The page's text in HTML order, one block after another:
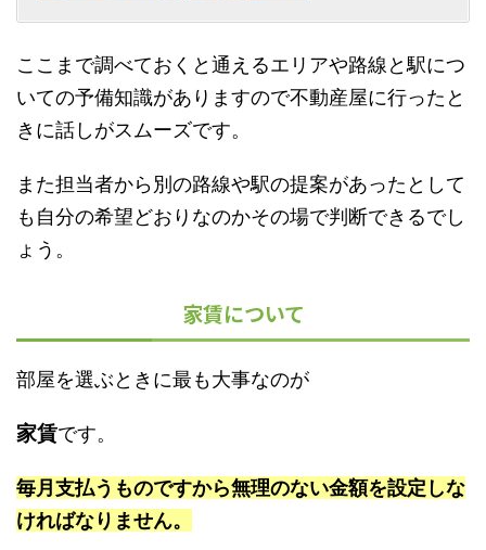
ここまで調べておくと通えるエリアや路線と駅につ
いての予備知識がありますので不動産屋に行ったと
きに話しがスムーズです。
また担当者から別の路線や駅の提案があったとして
も自分の希望どおりなのかその場で判断できるでし
ょう。
家賃について
部屋を選ぶときに最も大事なのが
家賃です。
毎月支払うものですから無理のない金額を設定しな
ければなりません。